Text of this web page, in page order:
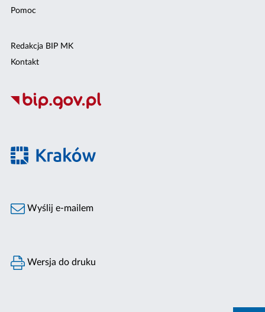
Pomoc
Redakcja BIP MK
Kontakt
Wyślij e-mailem
Wersja do druku